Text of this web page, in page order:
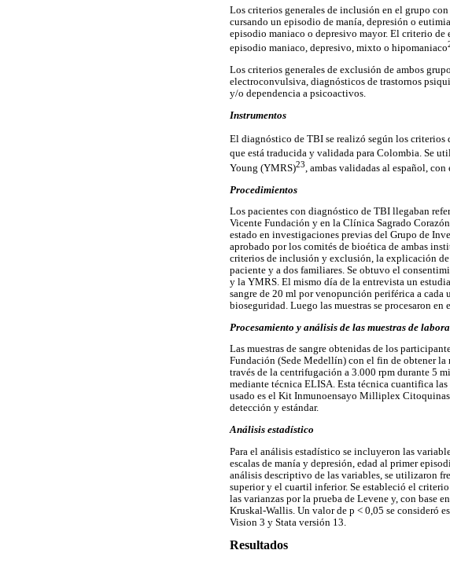
Los criterios generales de inclusión en el grupo
cursando un episodio de manía, depresión o
episodio maniaco o depresivo mayor. El criterio
episodio maniaco, depresivo, mixto o hipomaniaco
Los criterios generales de exclusión de ambos
electroconvulsiva, diagnósticos de trastornos
y/o dependencia a psicoactivos.
Instrumentos
El diagnóstico de TBI se realizó según los
que está traducida y validada para Colombia. Se
Young (YMRS)23, ambas validadas al español,
Procedimientos
Los pacientes con diagnóstico de TBI llegaban
Vicente Fundación y en la Clínica Sagrado
estado en investigaciones previas del Grupo de
aprobado por los comités de bioética de ambas
criterios de inclusión y exclusión, la explicación
paciente y a dos familiares. Se obtuvo el
y la YMRS. El mismo día de la entrevista un
sangre de 20 ml por venopunción periférica a cada
bioseguridad. Luego las muestras se procesaron
Procesamiento y análisis de las muestras de
Las muestras de sangre obtenidas de los
Fundación (Sede Medellín) con el fin de obtener
través de la centrifugación a 3.000 rpm durante 5
mediante técnica ELISA. Esta técnica cuantifica
usado es el Kit Inmunoensayo Milliplex
detección y estándar.
Análisis estadístico
Para el análisis estadístico se incluyeron las
escalas de manía y depresión, edad al primer
análisis descriptivo de las variables, se utilizaron
superior y el cuartil inferior. Se estableció el
las varianzas por la prueba de Levene y, con base
Kruskal-Wallis. Un valor de p < 0,05 se consideró
Vision 3 y Stata versión 13.
Resultados